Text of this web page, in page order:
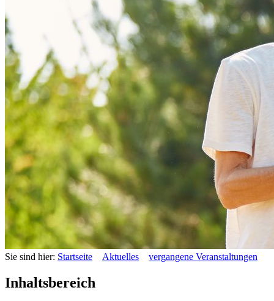
Sie sind hier: Startseite Aktuelles vergangene Veranstaltungen
Inhaltsbereich